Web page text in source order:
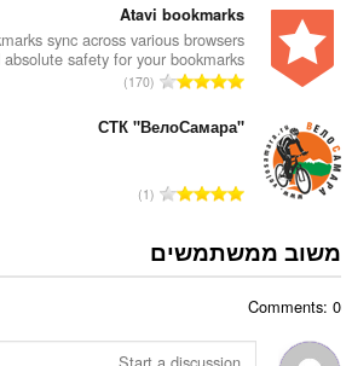
ג
י
ם
:
פ
ר
ד
י
ו
י
ם
Atavi bookmarks
sync across various browsers
absolute safety for your bookmarks
מ
פ
י
ו
ג
:
170
СТК "ВелоСамара"
מ
ר
ר
1
משוב ממשתמשים
Comments: 0